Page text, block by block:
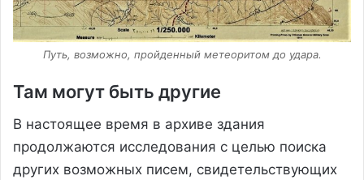
Путь, возможно, пройденный метеоритом до удара.
Там могут быть другие
В настоящее время в архиве здания
продолжаются исследования с целью поиска
других возможных писем, свидетельствующих